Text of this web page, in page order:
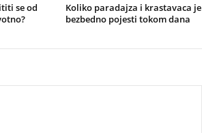
se od
Koliko paradajza i krastavaca je
bezbedno pojesti tokom dana